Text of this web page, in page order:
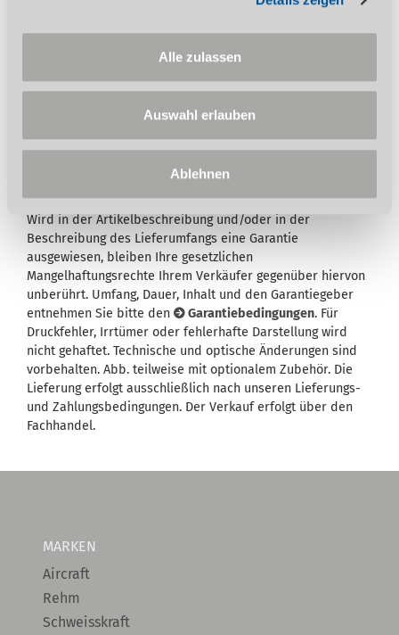
Alle zulassen
Auswahl erlauben
Ablehnen
Auf diesen Artikel erhalten Sie die 3-Jahres
Stürmer Garantie bei Online-Registrierung.
Garantie nur für Endkunden in Deutschland
und Österreich anwendbar.
Wird in der Artikelbeschreibung und/oder in der
Beschreibung des Lieferumfangs eine Garantie
ausgewiesen, bleiben Ihre gesetzlichen
Mangelhaftungsrechte Ihrem Verkäufer gegenüber hiervon
unberührt. Umfang, Dauer, Inhalt und den Garantiegeber
entnehmen Sie bitte den
Garantiebedingungen. Für
Druckfehler, Irrtümer oder fehlerhafte Darstellung wird
nicht gehaftet. Technische und optische Änderungen sind
vorbehalten. Abb. teilweise mit optionalem Zubehör. Die
Lieferung erfolgt ausschließlich nach unseren Lieferungs-
und Zahlungsbedingungen. Der Verkauf erfolgt über den
Fachhandel.
MARKEN
Aircraft
Rehm
Schweisskraft